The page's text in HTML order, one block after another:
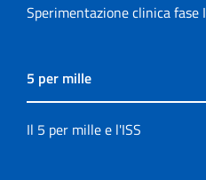
Sperimentazione clinica fase I
5 per mille
Il 5 per mille e l'ISS